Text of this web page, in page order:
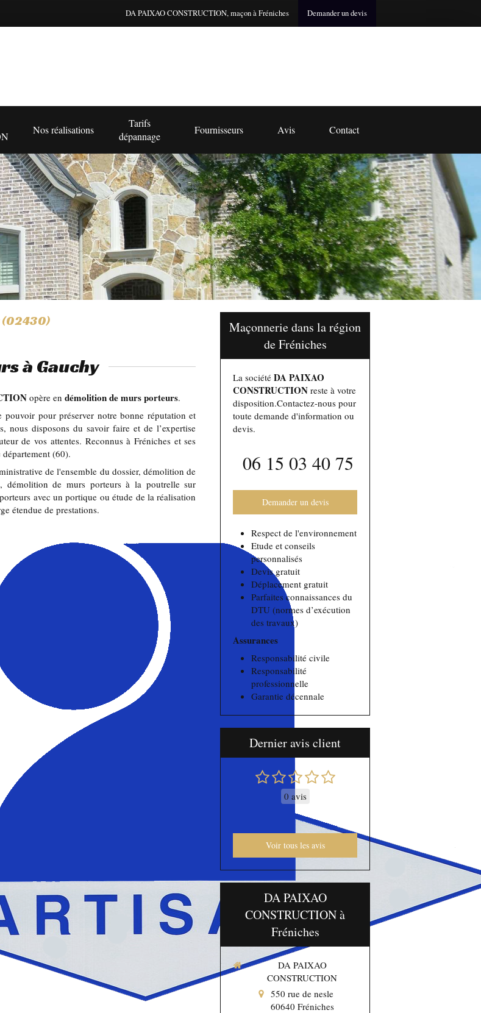
Demander un devis
DA PAIXAO CONSTRUCTION, maçon à Fréniches
Nos réalisations
Tarifs
dépannage
Fournisseurs Avis Contact
(02430)
à Gauchy
opère en démolition de murs porteurs.
pour préserver notre bonne réputation et
nous disposons du savoir faire et de l’expertise
de vos attentes. Reconnus à Fréniches et ses
(60).
de l'ensemble du dossier, démolition de
démolition de murs porteurs à la poutrelle sur
avec un portique ou étude de la réalisation
étendue de prestations.
Maçonnerie dans la région
de Fréniches
La sociétéDA PAIXAO
CONSTRUCTION reste à votre
disposition.Contactez-nous pour
toute demande d'information ou
devis.
06 15 03 40 75
Demander un devis
Respect de l'environnement
Etude et conseils
personnalisés
Devis gratuit
Déplacement gratuit
Parfaites connaissances du
DTU (normes d’exécution
des travaux)
Assurances
Responsabilité civile
Responsabilité
professionnelle
Garantie décennale
Dernier avis client
0 avis
Voir tous les avis
DA PAIXAO
CONSTRUCTION à
Fréniches
DA PAIXAO
CONSTRUCTION
550 rue de nesle
60640 Fréniches